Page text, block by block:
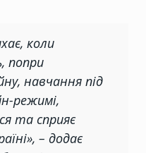
коли
попри
навчання під
режимі,
та сприяє
– додає